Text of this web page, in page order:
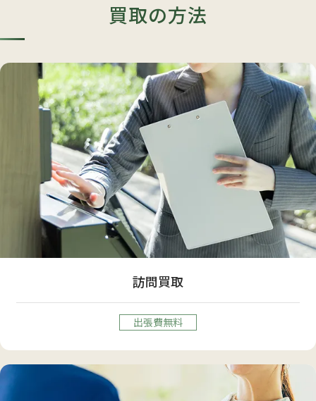
買取の方法
訪問買取
出張費無料